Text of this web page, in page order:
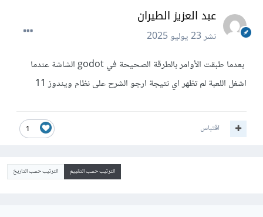
عبد العزيز الطيران
نشر23 يوليو 2025
بعدما طبقت الأوامر بالطرقة الصحيحة في godot الشاشة عندما
اشغل اللعبة لم تظهر اي نتيجة ارجو الشرح على نظام ويندوز 11
1 اقتباس
الترتيب حسب التقييم الترتيب حسب التاريخ